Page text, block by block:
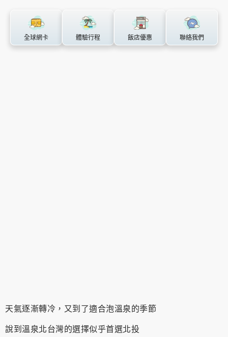
全球網卡 體驗行程 飯店優惠 聯絡我們
天氣逐漸轉冷，又到了適合泡溫泉的季節
說到溫泉北台灣的選擇似乎首選北投